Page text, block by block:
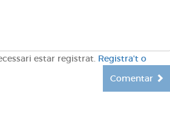
estar registrat. Registra't o
Comentar